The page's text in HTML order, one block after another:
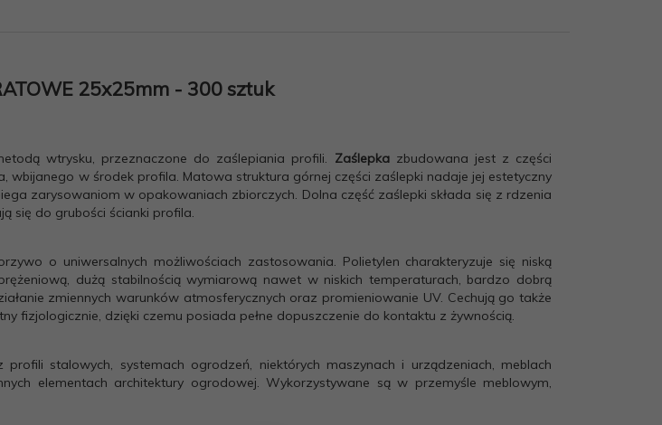
25x25mm - 300 sztuk
wtrysku, przeznaczone do zaślepiania profili. Zaślepkazbudowana jest z części
w środek profila. Matowa struktura górnej części zaślepki nadaje jej estetyczny
zarysowaniom w opakowaniach zbiorczych. Dolna część zaślepki składa się z rdzenia
się do grubości ścianki profila.
o uniwersalnych możliwościach zastosowania. Polietylen charakteryzuje się niską
dużą stabilnością wymiarową nawet w niskich temperaturach, bardzo dobrą
zmiennych warunków atmosferycznych oraz promieniowanie UV. Cechują go także
fizjologicznie, dzięki czemu posiada pełne dopuszczenie do kontaktu z żywnością.
stalowych, systemach ogrodzeń, niektórych maszynach i urządzeniach, meblach
elementach architektury ogrodowej. Wykorzystywane są w przemyśle meblowym,